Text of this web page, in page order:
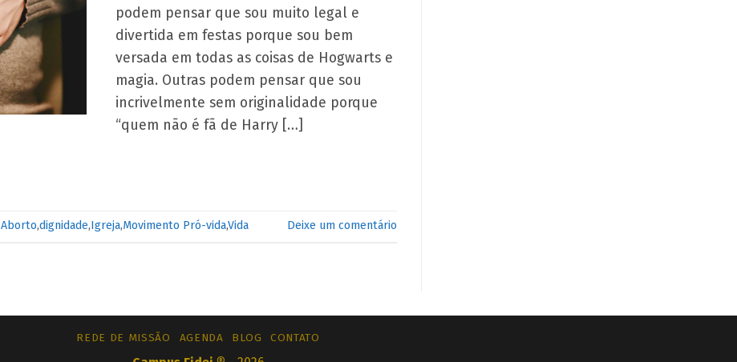
podem pensar que sou muito legal e
divertida em festas porque sou bem
versada em todas as coisas de Hogwarts e
magia. Outras podem pensar que sou
incrivelmente sem originalidade porque
“quem não é fã de Harry […]
Aborto,dignidade,Igreja,Movimento Pró-vida,Vida Deixe um comentário
REDE DE MISSÃO AGENDA BLOG CONTATO